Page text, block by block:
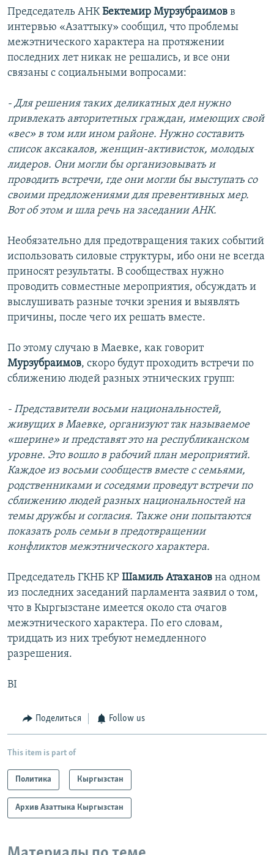
Председатель АНКБектемир Мурзубраимов в
интервью «Азаттыку» сообщил, что проблемы
межэтнического характера на протяжении
последних лет никак не решались, и все они
связаны с социальными вопросами:
- Для решения таких деликатных дел нужно
привлекать авторитетных граждан, имеющих свой
«вес» в том или ином районе. Нужно составить
список аксакалов, женщин-активисток, молодых
лидеров. Они могли бы организовывать и
проводить встречи, где они могли бы выступать со
своими предложениями для превентивных мер.
Вот об этом и шла речь на заседании АНК.
Необязательно для предотвращения таких событий
использовать силовые структуры, ибо они не всегда
приносят результаты. В сообществах нужно
проводить совместные мероприятия, обсуждать и
выслушивать разные точки зрения и выявлять
причины, после чего их решать вместе.
По этому случаю в Маевке, как говорит
Мурзубраимов, скоро будут проходить встречи по
сближению людей разных этнических групп:
- Представители восьми национальностей,
живущих в Маевке, организуют так называемое
«шерине» и представят это на республиканском
уровне. Это вошло в рабочий план мероприятий.
Каждое из восьми сообществ вместе с семьями,
родственниками и соседями проведут встречи по
сближению людей разных национальностей на
темы дружбы и согласия. Также они попытаются
показать роль семьи в предотвращении
конфликтов межэтнического характера.
Председатель ГКНБ КР Шамиль Атаханов на одном
из последних заседаний парламента заявил о том,
что в Кыргызстане имеется около ста очагов
межэтнического характера. По его словам,
тридцать из них требуют немедленного
разрешения.
BI
Поделиться Follow us
This item is part of
Политика Кыргызстан
Архив Азаттыка Кыргызстан